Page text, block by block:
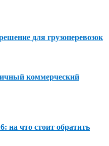
для грузоперевозок
коммерческий
на что стоит обратить